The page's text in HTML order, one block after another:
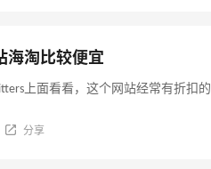
海淘比较便宜
上面看看，这个网站经常有折扣的
分享